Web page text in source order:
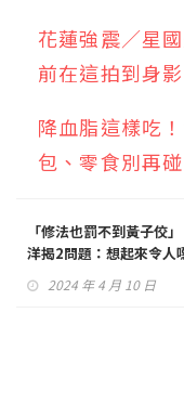
花蓮強震／星
前在這拍到身影
降血脂這樣吃
包、零食別再碰
「修法也罰不到黃子佼
洋揭2問題：想起來令人
2024 年 4 月 10 日